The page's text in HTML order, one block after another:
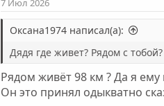
то совсем другим. После этого
с ним когда было тяжело
поговорить.
До сих пор не понимаю, как
и
:
Оксана1974 написал(а):
Дядя где живет? Рядом с
Рядом живёт 98 км ? Да я ему
Он это принял одыкватно